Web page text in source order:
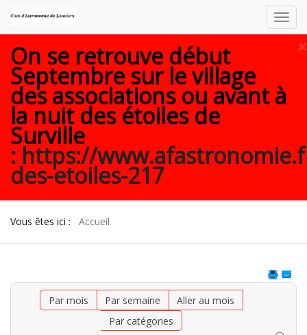
×
On se retrouve début
Septembre sur le village
des associations ou avant à
la nuit des étoiles de
Surville
: https://
des-etoiles-217
Vous êtes ici : Accueil
Par mois Par semaine
Aller au mois
Par catégories